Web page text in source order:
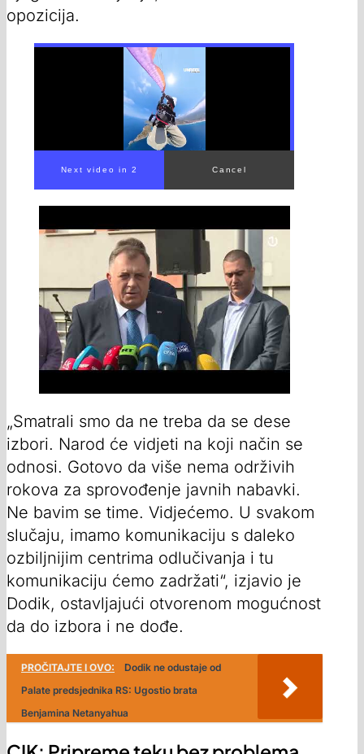
opozicija.
00:00/ 02:33
„Smatrali smo da ne treba da se dese
izbori. Narod će vidjeti na koji način se
odnosi. Gotovo da više nema održivih
rokova za sprovođenje javnih nabavki.
Ne bavim se time. Vidjećemo. U svakom
slučaju, imamo komunikaciju s daleko
ozbiljnijim centrima odlučivanja i tu
komunikaciju ćemo zadržati“, izjavio je
Dodik, ostavljajući otvorenom mogućnost
da do izbora i ne dođe.
PROČITAJTE I OVO:
Dodik ne odustaje od
Palate predsjednika RS: Ugostio brata
Benjamina Netanyahua